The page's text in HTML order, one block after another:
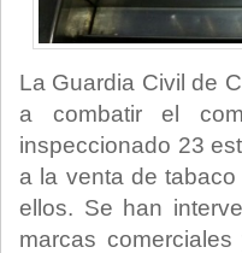
La Guardia Civil de
a combatir el
inspeccionado 23
a la venta de
ellos. Se han
marcas